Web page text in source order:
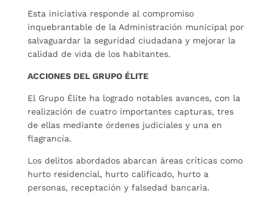
Esta iniciativa responde al compromiso
inquebrantable de la Administración municipal por
salvaguardar la seguridad ciudadana y mejorar la
calidad de vida de los habitantes.
ACCIONES DEL GRUPO ÉLITE
El Grupo Élite ha logrado notables avances, con la
realización de cuatro importantes capturas, tres
de ellas mediante órdenes judiciales y una en
flagrancia.
Los delitos abordados abarcan áreas críticas como
hurto residencial, hurto calificado, hurto a
personas, receptación y falsedad bancaria.